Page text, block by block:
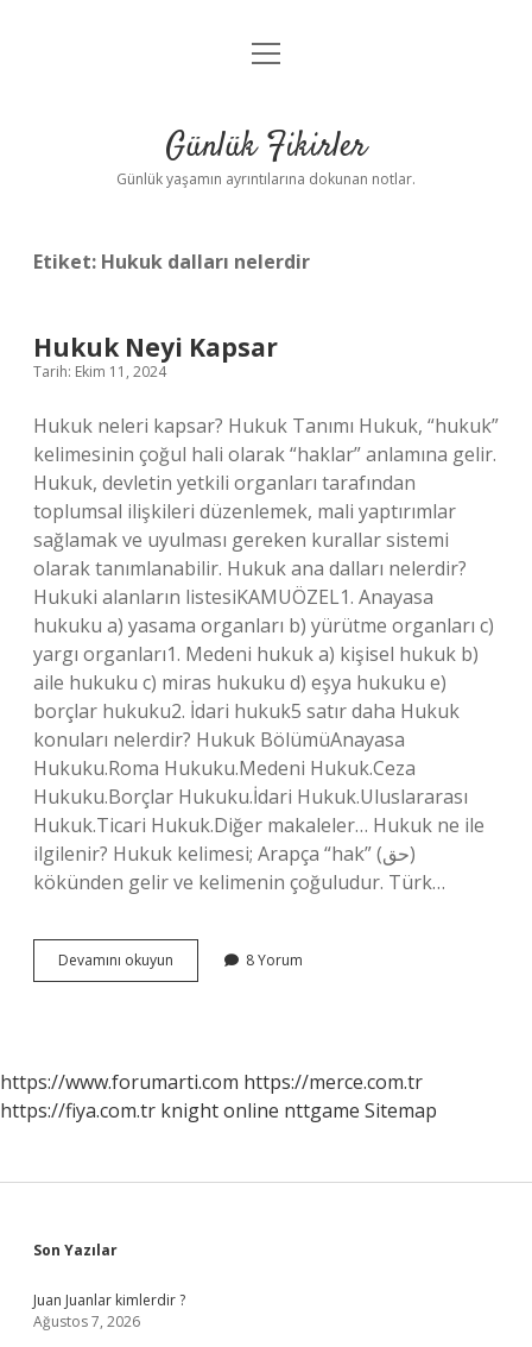
Anasayfa
Yasal Uyarı
menüyü
Günlük Fikirler
Günlük yaşamın ayrıntılarına dokunan notlar.
Etiket: Hukuk dalları nelerdir
Hukuk Neyi Kapsar
Tarih: Ekim 11, 2024
Hukuk neleri kapsar? Hukuk Tanımı Hukuk, “hukuk”
kelimesinin çoğul hali olarak “haklar” anlamına gelir.
Hukuk, devletin yetkili organları tarafından
toplumsal ilişkileri düzenlemek, mali yaptırımlar
sağlamak ve uyulması gereken kurallar sistemi
olarak tanımlanabilir. Hukuk ana dalları nelerdir?
Hukuki alanların listesiKAMUÖZEL1. Anayasa
hukuku a) yasama organları b) yürütme organları c)
yargı organları1. Medeni hukuk a) kişisel hukuk b)
aile hukuku c) miras hukuku d) eşya hukuku e)
borçlar hukuku2. İdari hukuk5 satır daha Hukuk
konuları nelerdir? Hukuk BölümüAnayasa
Hukuku.Roma Hukuku.Medeni Hukuk.Ceza
Hukuku.Borçlar Hukuku.İdari Hukuk.Uluslararası
Hukuk.Ticari Hukuk.Diğer makaleler… Hukuk ne ile
ilgilenir? Hukuk kelimesi; Arapça “hak” (حق)
kökünden gelir ve kelimenin çoğuludur. Türk…
Devamını okuyun
Neyi
8 Yorum
https://www.forumarti.com https://merce.com.tr
https://fiya.com.tr knight online nttgame Sitemap
Sidebar
Son Yazılar
Juan Juanlar kimlerdir ?
Ağustos 7, 2026